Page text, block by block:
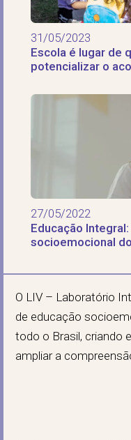
31/05/2023
Escola é lugar de
potencializar o
27/05/2022
Educação
socioemocional
O LIV – Laboratório
de educação
todo o Brasil, criando
ampliar a